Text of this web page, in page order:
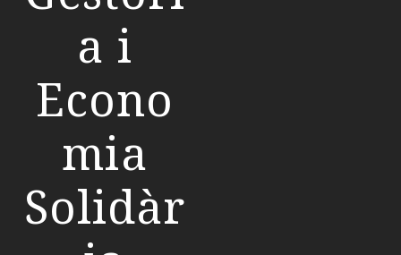
a i
Econo
mia
Solidàr